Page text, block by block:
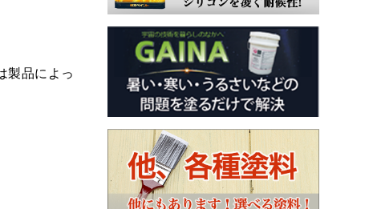
製品によっ